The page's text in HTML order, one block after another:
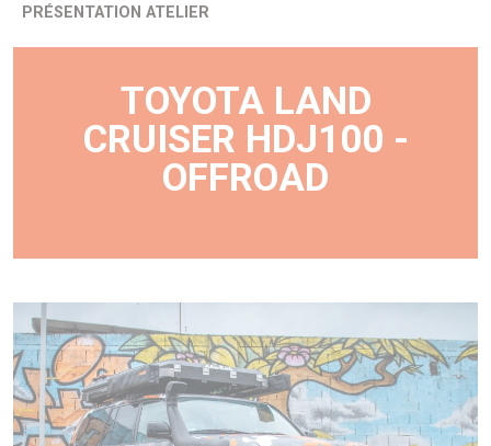
PRÉSENTATION ATELIER
TOYOTA LAND
CRUISER HDJ100 -
OFFROAD